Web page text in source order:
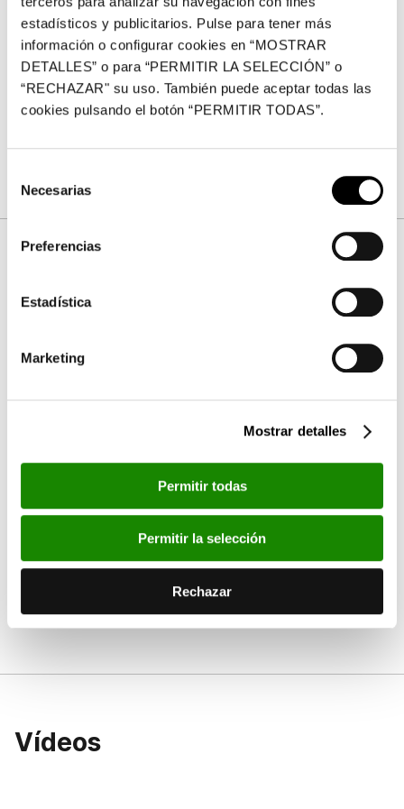
estadísticos y publicitarios. Pulse para tener más
información o configurar cookies en “MOSTRAR
DETALLES” o para “PERMITIR LA SELECCIÓN” o
“RECHAZAR" su uso. También puede aceptar todas las
cookies pulsando el botón “PERMITIR TODAS”.
consentimiento
Necesarias
Preferencias
Estadística
Marketing
Mostrar detalles
Permitir todas
Permitir la selección
Rechazar
posibilidad de realizar la actividad en horario de tarde, a
partir de las 16:30 h. Las reservas se pueden realizar a
través del emailtalleressociales@fundacionbancaja.es
o en el teléfono 963 813 993. La actividad es gratuita y
se puede realizar tanto en castellano como en
estadísticas, marketing
Vídeos